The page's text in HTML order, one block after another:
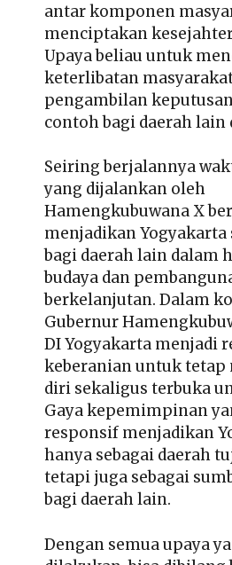
antar komponen
menciptakan
Upaya beliau untuk
keterlibatan
pengambilan
contoh bagi daerah lain
Seiring berjalannya
yang dijalankan oleh
Hamengkubuwana X
menjadikan Yogyakarta
bagi daerah lain dalam
budaya dan
berkelanjutan. Dalam
Gubernur
DI Yogyakarta menjadi
keberanian untuk tetap
diri sekaligus terbuka
Gaya kepemimpinan
responsif menjadikan
hanya sebagai daerah
tetapi juga sebagai
bagi daerah lain.
Dengan semua upaya